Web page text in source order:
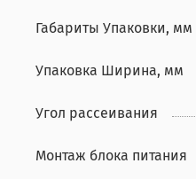
Габариты Упаковки, мм
Упаковка Ширина, мм
Угол рассеивания
Монтаж блока питания